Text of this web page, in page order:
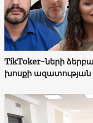
TikToker-ների
խոսքի